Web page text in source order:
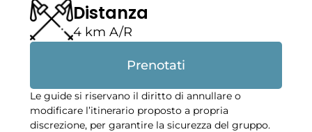
Distanza
4 km A/R
Prenotati
Le guide si riservano il diritto di annullare o
modificare l’itinerario proposto a propria
discrezione, per garantire la sicurezza del gruppo.